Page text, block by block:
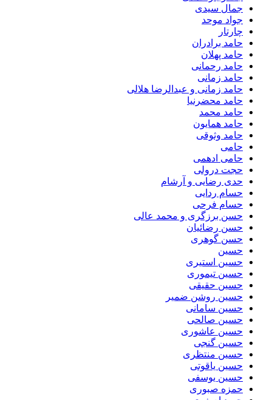
جمال سیدی
جواد موحد
چارتار
حامد برادران
حامد پهلان
حامد رحمانی
حامد زمانی
حامد زمانی و عبدالرضا هلالی
حامد محضرنیا
حامد محمد
حامد همایون
حامد وثوقی
حامی
حامی ادهمی
حجت درولی
حدی رضایی و آرشام
حسام ردایی
حسام فرحی
حسن برزگری و محمد عالی
حسن رضائیان
حسن گوهری
حسین
حسین استیری
حسین تیموری
حسین حقیقی
حسین روشن ضمیر
حسین سامانی
حسین صالحی
حسین عاشوری
حسین گنجی
حسین منتظری
حسین یاقوتی
حسین یوسفی
حمزه صبوری